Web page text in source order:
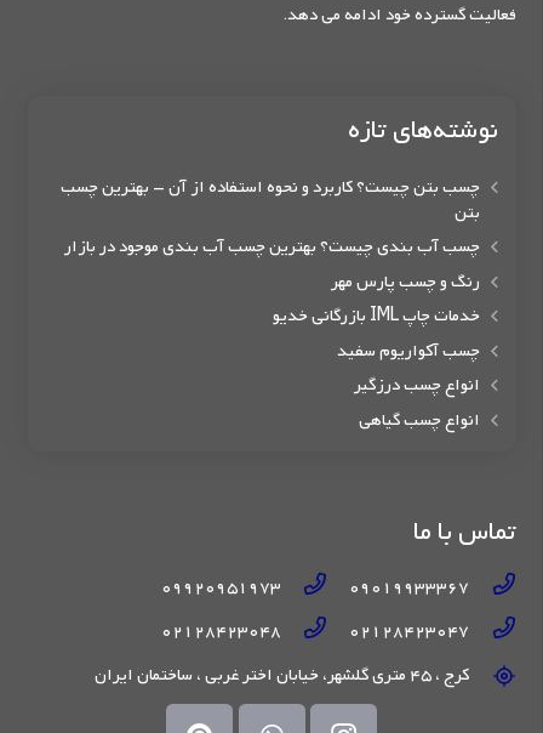
فعالیت گسترده خود ادامه می دهد.
نوشته‌های تازه
چسب بتن چیست؟ کاربرد و نحوه استفاده از آن – بهترین چسب
بتن
چسب آب بندی چیست؟ بهترین چسب آب بندی موجود در بازار
رنگ و چسب پارس مهر
خدمات چاپ IML بازرگانی خدیو
چسب آکواریوم سفید
انواع چسب درزگیر
انواع چسب گیاهی
تماس با ما
09019933367
09920951973
02128423047
02128423048
کرج ، 45 متری گلشهر، خیابان اختر غربی ، ساختمان ایران